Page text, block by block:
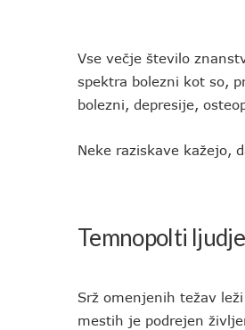
Vse večje število
spektra bolezni kot so,
bolezni, depresije,
Neke raziskave kažejo,
Temnopolti
Srž omenjenih težav
mestih je podrejen